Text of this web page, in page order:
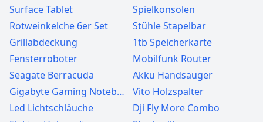
Surface Tablet
Spielkonsolen
Rotweinkelche 6er Set
Stühle Stapelbar
Grillabdeckung
1tb Speicherkarte
Fensterroboter
Mobilfunk Router
Seagate Berracuda
Akku Handsauger
Gigabyte Gaming Notebook
Vito Holzspalter
Led Lichtschläuche
Dji Fly More Combo